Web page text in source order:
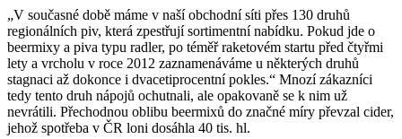
„V současné době máme v naší obchodní síti přes 130 druhů
regionálních piv, která zpestřují sortimentní nabídku. Pokud jde o
beermixy a piva typu radler, po téměř raketovém startu před čtyřmi
lety a vrcholu v roce 2012 zaznamenáváme u některých druhů
stagnaci až dokonce i dvacetiprocentní pokles.“ Mnozí zákazníci
tedy tento druh nápojů ochutnali, ale opakovaně se k nim už
nevrátili. Přechodnou oblibu beermixů do značné míry převzal cider,
jehož spotřeba v ČR loni dosáhla 40 tis. hl.